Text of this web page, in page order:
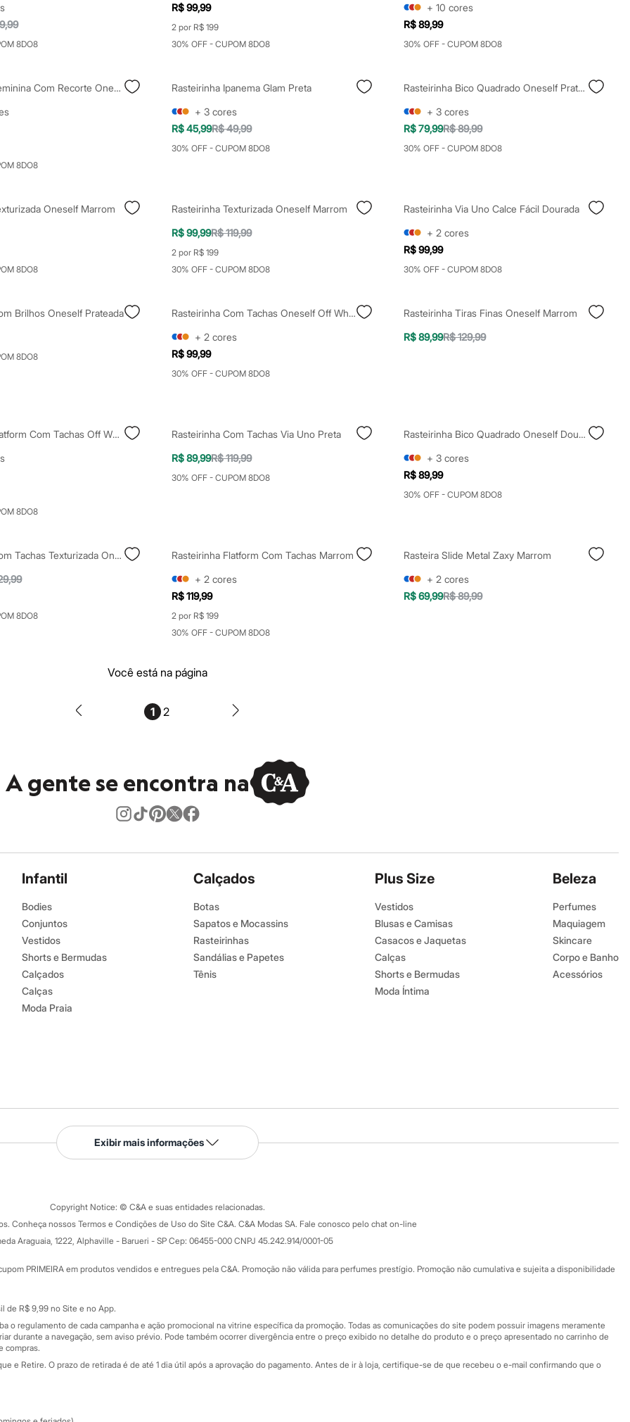
8DO8
R$ 99,99
2 por R$ 199
30% OFF - CUPOM 8DO8
+ 10 cores
R$ 89,99
30% OFF - CUPOM 8DO8
Rasteirinha Feminina Com Recorte Oneself Prateada
8DO8
Rasteirinha Ipanema Glam Preta
+ 3 cores
R$ 45,99R$ 49,99
30% OFF - CUPOM 8DO8
Rasteirinha Bico Quadrado Oneself Prateada
+ 3 cores
R$ 79,99R$ 89,99
30% OFF - CUPOM 8DO8
Oneself Marrom
8DO8
Rasteirinha Texturizada Oneself Marrom
R$ 99,99R$ 119,99
2 por R$ 199
30% OFF - CUPOM 8DO8
Rasteirinha Via Uno Calce Fácil Dourada
+ 2 cores
R$ 99,99
30% OFF - CUPOM 8DO8
Brilhos Oneself Prateada
8DO8
Rasteirinha Com Tachas Oneself Off White
+ 2 cores
R$ 99,99
30% OFF - CUPOM 8DO8
Rasteirinha Tiras Finas Oneself Marrom
R$ 89,99R$ 129,99
Rasteirinha Flatform Com Tachas Off White
8DO8
Rasteirinha Com Tachas Via Uno Preta
R$ 89,99R$ 119,99
30% OFF - CUPOM 8DO8
Rasteirinha Bico Quadrado Oneself Dourada
+ 3 cores
R$ 89,99
30% OFF - CUPOM 8DO8
Rasteirinha Com Tachas Texturizada Oneself Marrom
8DO8
Rasteirinha Flatform Com Tachas Marrom
+ 2 cores
R$ 119,99
2 por R$ 199
30% OFF - CUPOM 8DO8
Rasteira Slide Metal Zaxy Marrom
+ 2 cores
R$ 69,99R$ 89,99
Você está na página
1 2
A gente se encontra na
Infantil
Bodies
Conjuntos
Vestidos
Shorts e Bermudas
Calçados
Calças
Moda Praia
Calçados
Botas
Sapatos e Mocassins
Rasteirinhas
Sandálias e Papetes
Tênis
Plus Size
Vestidos
Blusas e Camisas
Casacos e Jaquetas
Calças
Shorts e Bermudas
Moda Íntima
Beleza
Perfumes
Maquiagem
Skincare
Corpo e Banho
Acessórios
Serviços
Tipos de serviços
Formas de pagamento
Todas as vantagens
Minha C&A
Cupons de desconto
Atendimento
Fale conosco
Central de ética
Eventos
Exibir mais informações
Copyright Notice: © C&A e suas entidades relacionadas.
Conheça nossos Termos e Condições de Uso do Site C&A. C&A Modas SA. Fale conosco pelo chat on-line
Araguaia, 1222, Alphaville - Barueri - SP Cep: 06455-000 CNPJ 45.242.914/0001-05
PRIMEIRA em produtos vendidos e entregues pela C&A. Promoção não válida para perfumes prestígio. Promoção não cumulativa e sujeita a disponibilidade
de R$ 9,99 no Site e no App.
o regulamento de cada campanha e ação promocional na vitrine específica da promoção. Todas as comunicações do site podem possuir imagens meramente
durante a navegação, sem aviso prévio. Pode também ocorrer divergência entre o preço exibido no detalhe do produto e o preço apresentado no carrinho de
compras.
e Retire. O prazo de retirada é de até 1 dia útil após a aprovação do pagamento. Antes de ir à loja, certifique-se de que recebeu o e-mail confirmando que o